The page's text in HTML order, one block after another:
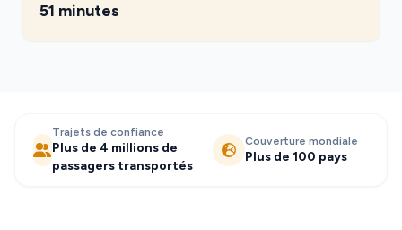
51 minutes
Trajets de confiance
Plus de 4 millions de
passagers transportés
Couverture mondiale
Plus de 100 pays